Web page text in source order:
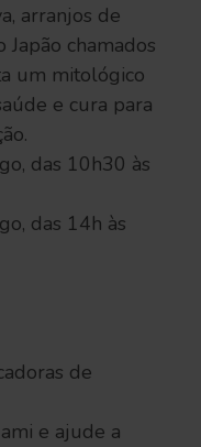
arranjos de
chamados
um mitológico
e cura para
das 10h30 às
das 14h às
de
e ajude a